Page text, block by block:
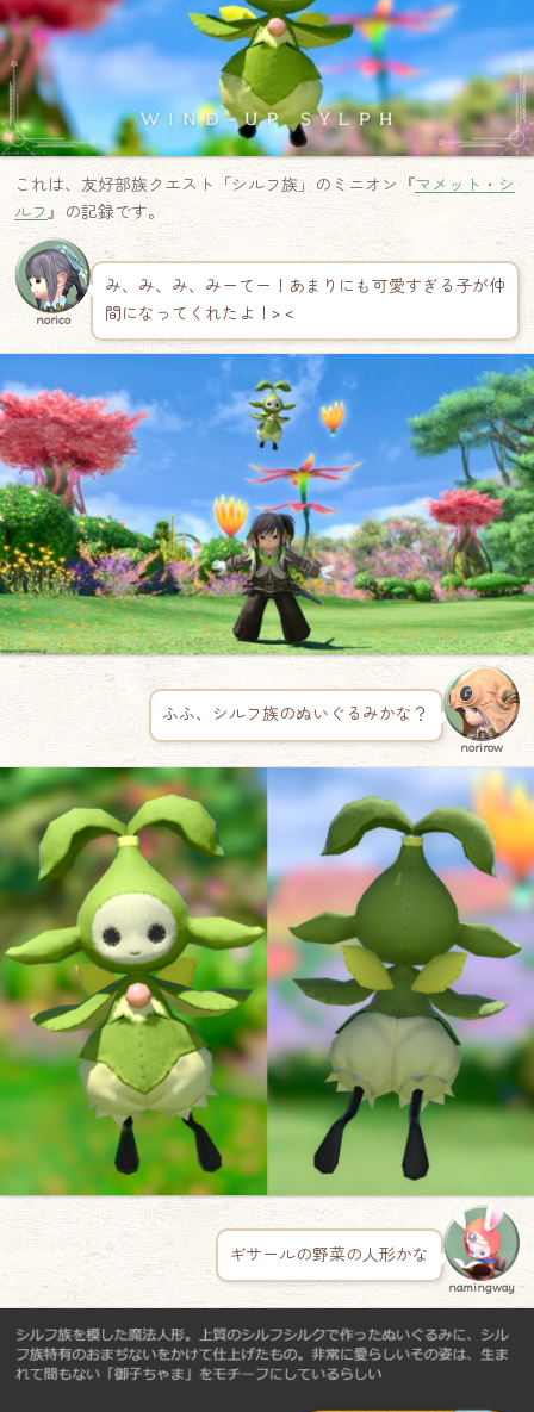
これは、友好部族クエスト「シルフ族」のミニオン『マメット・シ
ルフ』の記録です。
norico
み、み、み、みーてー！あまりにも可愛すぎる子が仲
間になってくれたよ！> <
ふふ、シルフ族のぬいぐるみかな？
norirow
ギサールの野菜の人形かな
namingway